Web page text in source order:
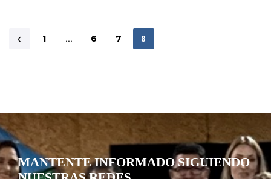
1 … 6 7 8
MANTENTE INFORMADO SIGUIENDO